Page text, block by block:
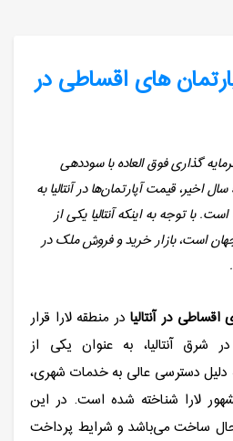
های اقساطی در
گذاری فوق العاده با سوددهی
مناسب می باشد. چرا که در 5 سال اخیر، قیمت آپارتمان‌ها در آنتالیا به
با توجه به اینکه آنتالیا یکی از
است، بازار خرید و فروش ملک در
در آنتالیا در منطقه لارا قرار
شرق آنتالیا، به عنوان یکی از
دلیل دسترسی عالی به خدمات شهری،
لارا شناخته شده است. در این
ساخت می‌باشد و شرایط پرداخت